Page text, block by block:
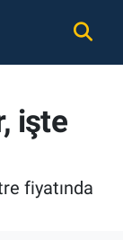
işte
fiyatında